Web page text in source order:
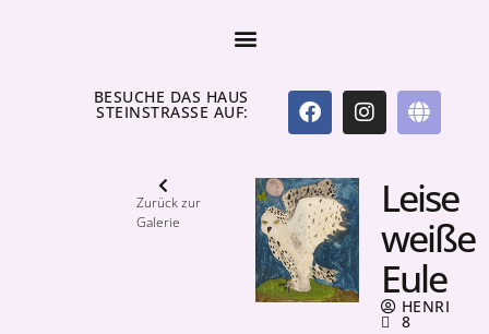
BESUCHE DAS HAUS
STEINSTRASSE AUF:
Zurück zur
Galerie
Leise
weiße
Eule
HENRI
8